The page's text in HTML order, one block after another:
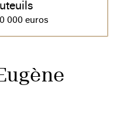
000 euros